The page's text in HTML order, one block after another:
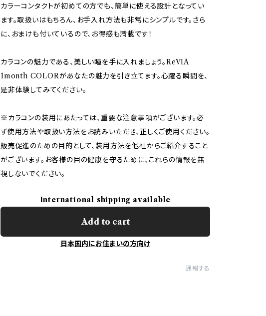
カラーコンタクトが初めての方でも、簡単に使える設計となってい
ます。取扱いはもちろん、お手入れ方法も非常にシンプルです。さら
に、おまけも付いているので、お得感も満載です！
カラコンの魅力である、美しい瞳を手に入れましょう。ReVIA
1month COLORがあなたの魅力を引き立てます。心躍る瞬間を、
是非体験してみてください。
※カラコンの装用にあたっては、重要な注意事項がございます。必
ず使用方法や取扱い方法をお読みいただき、正しくご使用ください。
販売促進のための目的として、装用方法を他社からご紹介すること
がございます。お客様の目の健康を守るために、これらの情報を無
視しないでください。
International shipping available
Add to cart
日本国内にお住まいの方向け
通報する